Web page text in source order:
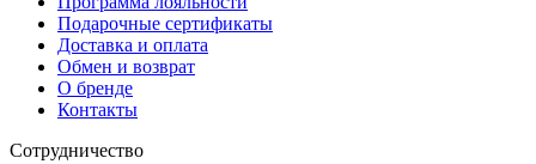
Подарочные сертификаты
Доставка и оплата
Обмен и возврат
О бренде
Контакты
Сотрудничество